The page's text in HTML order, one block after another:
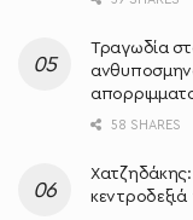
Τραγωδία
58 SHARES
Χατζηδάκης: